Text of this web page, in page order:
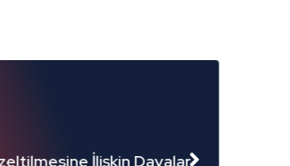
Yönetim Planı